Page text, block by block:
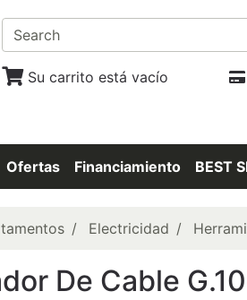
Su carrito está vacío
Ofertas Financiamiento BEST
Electricidad
De Cable